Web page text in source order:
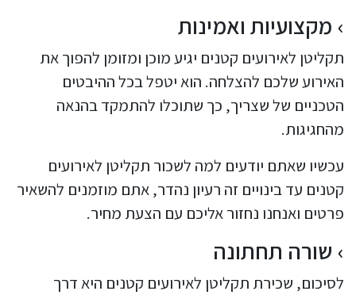
מקצועיות ואמינות
תקליטן לאירועים קטנים יגיע מוכן ומזומן להפוך את
האירוע שלכם להצלחה. הוא יטפל בכל ההיבטים
הטכניים של שצריך, כך שתוכלו להתמקד בהנאה
מהחגיגות.
עכשיו שאתם יודעים למה לשכור תקליטן לאירועים
קטנים עד בינויים זה רעיון נהדר, אתם מוזמנים להשאיר
פרטים ואנחנו נחזור אליכם עם הצעת מחיר.
שורה תחתונה
לסיכום, שכירת תקליטן לאירועים קטנים היא דרך